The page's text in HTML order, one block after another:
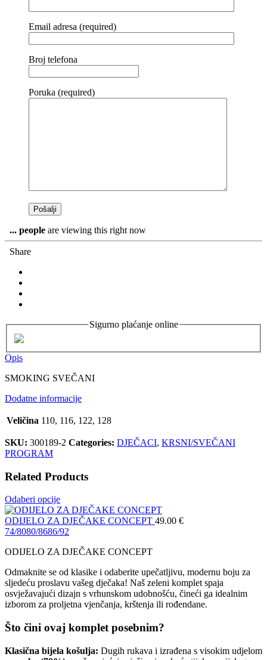
Email adresa (required)
Broj telefona
Poruka (required)
... people are viewing this right now
Share
Sigurno plaćanje online
Opis
SMOKING SVEČANI
Dodatne informacije
Veličina 110, 116, 122, 128
SKU: 300189-2 Categories: DJEČACI, KRSNI/SVEČANI
PROGRAM
Related Products
Odaberi opcije
ODIJELO ZA DJEČAKE CONCEPT 49.00 €
74/8080/8686/92
ODIJELO ZA DJEČAKE CONCEPT
Odmaknite se od klasike i odaberite upečatljivu, modernu boju za
sljedeću proslavu vašeg dječaka! Naš zeleni komplet spaja
osvježavajući dizajn s vrhunskom udobnošću, čineći ga idealnim
izborom za proljetna vjenčanja, krštenja ili rođendane.
Što čini ovaj komplet posebnim?
Klasična bijela košulja: Dugih rukava i izrađena s visokim udjelom